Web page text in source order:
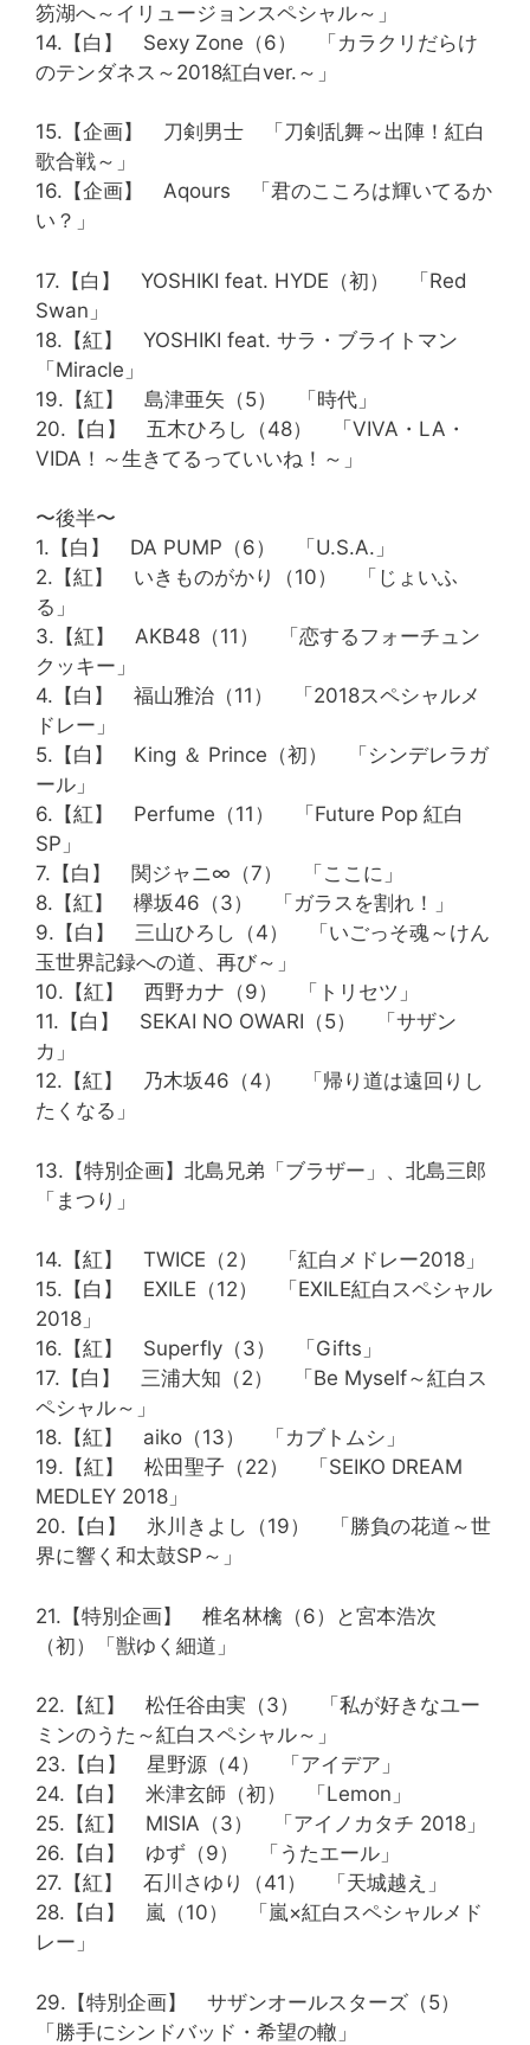
笏湖へ～イリュージョンスペシャル～」
14.【白】 Sexy Zone（6） 「カラクリだらけ
のテンダネス～2018紅白ver.～」
15.【企画】 刀剣男士 「刀剣乱舞～出陣！紅白
歌合戦～」
16.【企画】 Aqours 「君のこころは輝いてるか
い？」
17.【白】 YOSHIKI feat. HYDE（初） 「Red
Swan」
18.【紅】 YOSHIKI feat. サラ・ブライトマン
「Miracle」
19.【紅】 島津亜矢（5） 「時代」
20.【白】 五木ひろし（48） 「VIVA・LA・
VIDA！～生きてるっていいね！～」
〜後半〜
1.【白】 DA PUMP（6） 「U.S.A.」
2.【紅】 いきものがかり（10） 「じょいふ
る」
3.【紅】 AKB48（11） 「恋するフォーチュン
クッキー」
4.【白】 福山雅治（11） 「2018スペシャルメ
ドレー」
5.【白】 King ＆ Prince（初） 「シンデレラガ
ール」
6.【紅】 Perfume（11） 「Future Pop 紅白
SP」
7.【白】 関ジャニ∞（7） 「ここに」
8.【紅】 欅坂46（3） 「ガラスを割れ！」
9.【白】 三山ひろし（4） 「いごっそ魂～けん
玉世界記録への道、再び～」
10.【紅】 西野カナ（9） 「トリセツ」
11.【白】 SEKAI NO OWARI（5） 「サザン
カ」
12.【紅】 乃木坂46（4） 「帰り道は遠回りし
たくなる」
13.【特別企画】北島兄弟「ブラザー」、北島三郎
「まつり」
14.【紅】 TWICE（2） 「紅白メドレー2018」
15.【白】 EXILE（12） 「EXILE紅白スペシャル
2018」
16.【紅】 Superfly（3） 「Gifts」
17.【白】 三浦大知（2） 「Be Myself～紅白ス
ペシャル～」
18.【紅】 aiko（13） 「カブトムシ」
19.【紅】 松田聖子（22） 「SEIKO DREAM
MEDLEY 2018」
20.【白】 氷川きよし（19） 「勝負の花道～世
界に響く和太鼓SP～」
21.【特別企画】 椎名林檎（6）と宮本浩次
（初）「獣ゆく細道」
22.【紅】 松任谷由実（3） 「私が好きなユー
ミンのうた～紅白スペシャル～」
23.【白】 星野源（4） 「アイデア」
24.【白】 米津玄師（初） 「Lemon」
25.【紅】 MISIA（3） 「アイノカタチ 2018」
26.【白】 ゆず（9） 「うたエール」
27.【紅】 石川さゆり（41） 「天城越え」
28.【白】 嵐（10） 「嵐×紅白スペシャルメド
レー」
29.【特別企画】 サザンオールスターズ（5）
「勝手にシンドバッド・希望の轍」